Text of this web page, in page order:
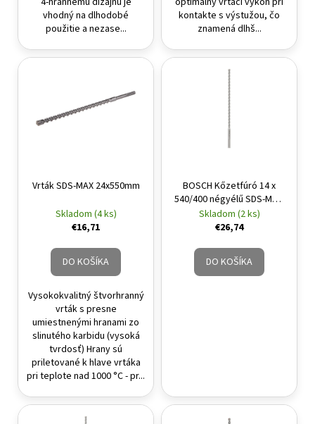
vhodný na dlhodobé
použitie a nezase...
kontakte s výstužou, čo
znamená dlhš...
Vrták SDS-MAX 24x550mm
Skladom (4 ks)
€16,71
DO KOŠÍKA
Vysokokvalitný štvorhranný
vrták s presne
umiestnenými hranami zo
slinutého karbidu (vysoká
tvrdosť) Hrany sú
priletované k hlave vrtáka
pri teplote nad 1000 °C - pr...
BOSCH Kőzetfúró 14 x
540/400 négyélű SDS-Max-
4
Skladom (2 ks)
€26,74
DO KOŠÍKA